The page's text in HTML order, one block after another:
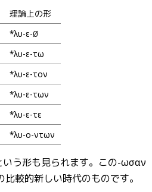
理論上の形
*λυ-ε-∅
*λυ-ε-τω
*λυ-ε-τον
*λυ-ε-των
*λυ-ε-τε
*λυ-ο-ντων
う形も見られます。この-ωσαν
較的新しい時代のものです。